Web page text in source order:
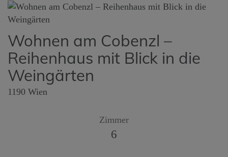
Wohnen am Cobenzl –
Reihenhaus mit Blick in die
Weingärten
1190 Wien
Zimmer
6